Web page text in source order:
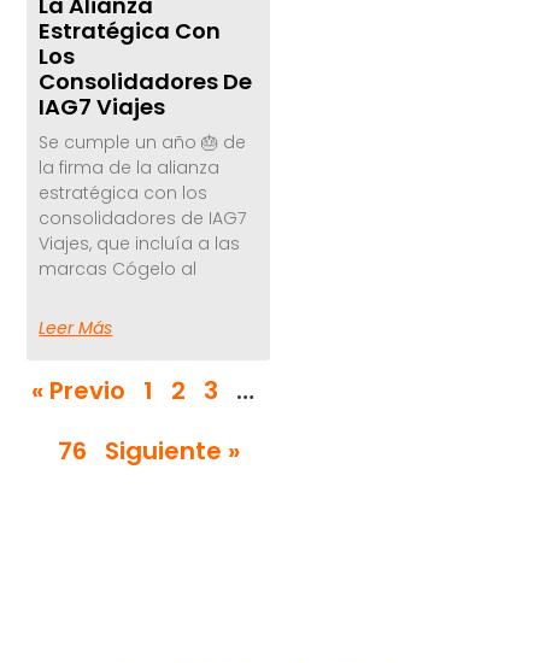
Estratégica Con
Los
Consolidadores De
IAG7 Viajes
Se cumple un año 🎂 de
la firma de la alianza
estratégica con los
consolidadores de IAG7
Viajes, que incluía a las
marcas Cógelo al
Leer Más
« Previo 1 2 3
…
76
Siguiente »